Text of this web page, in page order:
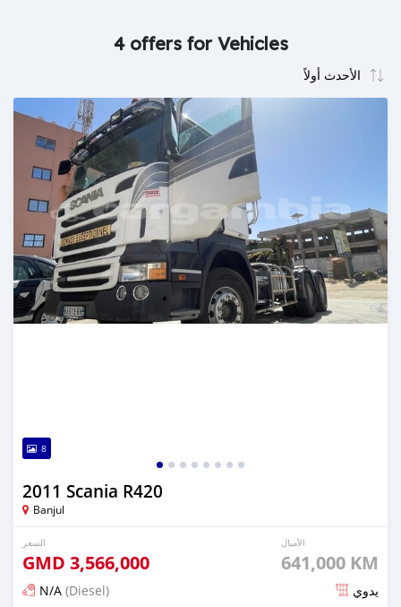
4 offers for Vehicles
8
2011 Scania R420
Banjul
السعر
GMD 3,566,000
الأميال
641,000 KM
N/A (Diesel) يدوي